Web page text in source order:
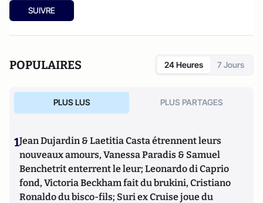
SUIVRE
POPULAIRES 24 Heures 7 Jours
PLUS LUS PLUS PARTAGES
1Jean Dujardin & Laetitia Casta étrennent leurs
nouveaux amours, Vanessa Paradis & Samuel
Benchetrit enterrent le leur; Leonardo di Caprio
fond, Victoria Beckham fait du brukini, Cristiano
Ronaldo du bisco-fils; Suri ex Cruise joue du